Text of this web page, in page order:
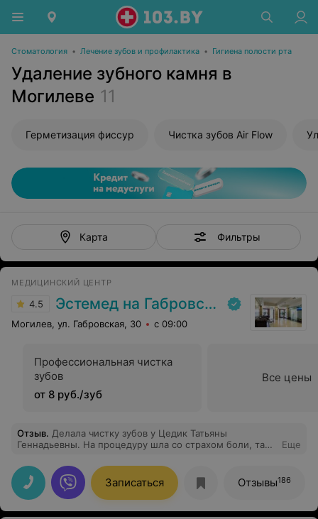
Стоматология • Лечение зубов и профилактика • Гигиена полости рта
Удаление зубного камня в
Могилеве 11
Герметизация фиссур Чистка зубов Air Flow
Карта Фильтры
МЕДИЦИНСКИЙ ЦЕНТР
4.5 Эстемед на Габровской
Могилев, ул. Габровская, 30 с 09:00
Профессиональная чистка
зубов
от 8 руб./зуб
Все цены
Отзыв. Делала чистку зубов у Цедик Татьяны
Геннадьевны. На процедуру шла со страхом боли, так
болезненности данной процедуры и неприятных
ощущениях после нее. После посещения осталась
абсолютно довольна, никаких болезненных ощущений,
дискомфорта не было, учитывая тот факт, что вся
процедура проводилась без обезболивающего.
Еще
Записаться Отзывы186